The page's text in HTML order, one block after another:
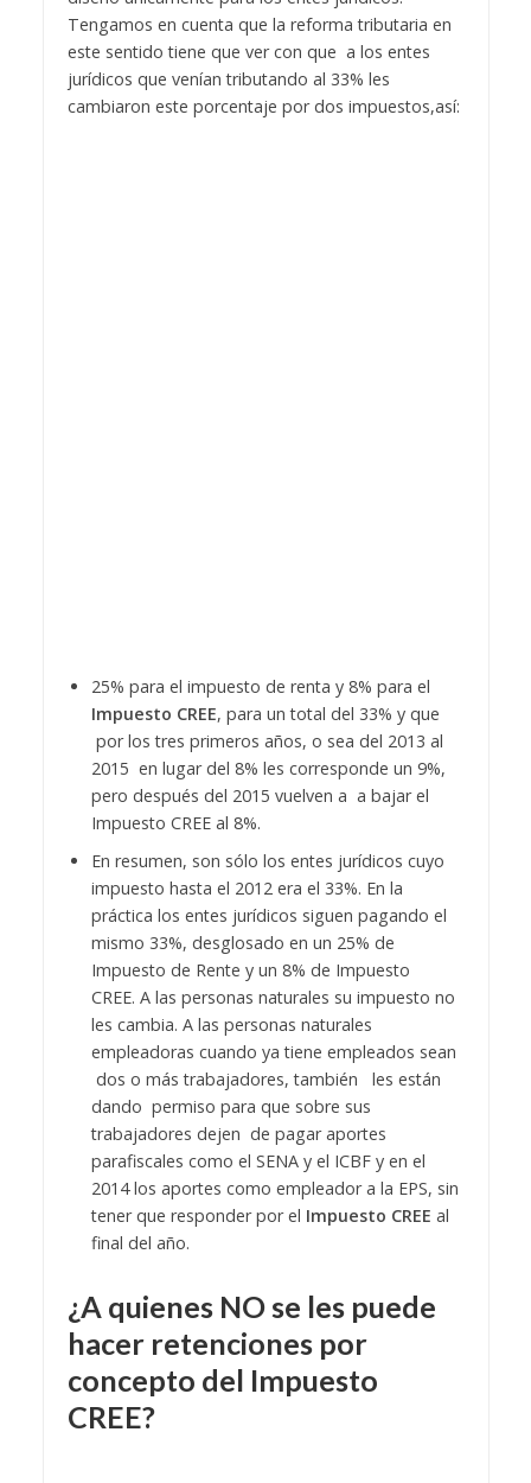
Tengamos en cuenta que la reforma tributaria en
este sentido tiene que ver con que a los entes
jurídicos que venían tributando al 33% les
cambiaron este porcentaje por dos impuestos,así:
25% para el impuesto de renta y 8% para el
Impuesto CREE, para un total del 33% y que
por los tres primeros años, o sea del 2013 al
2015 en lugar del 8% les corresponde un 9%,
pero después del 2015 vuelven a a bajar el
Impuesto CREE al 8%.
En resumen, son sólo los entes jurídicos cuyo
impuesto hasta el 2012 era el 33%. En la
práctica los entes jurídicos siguen pagando el
mismo 33%, desglosado en un 25% de
Impuesto de Rente y un 8% de Impuesto
CREE. A las personas naturales su impuesto no
les cambia. A las personas naturales
empleadoras cuando ya tiene empleados sean
dos o más trabajadores, también les están
dando permiso para que sobre sus
trabajadores dejen de pagar aportes
parafiscales como el SENA y el ICBF y en el
2014 los aportes como empleador a la EPS, sin
tener que responder por el Impuesto CREE al
final del año.
¿A quienes NO se les puede
hacer retenciones por
concepto del Impuesto
CREE?